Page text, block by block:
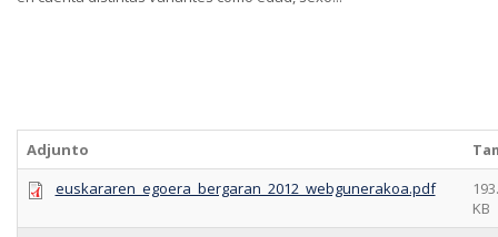
Adjunto
euskararen_egoera_bergaran_2012_webgunerakoa.pdf
KB